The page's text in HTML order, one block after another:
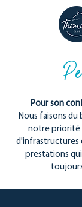
Pour son
Nous faisons du
notre priorité
d'infrastructures
prestations